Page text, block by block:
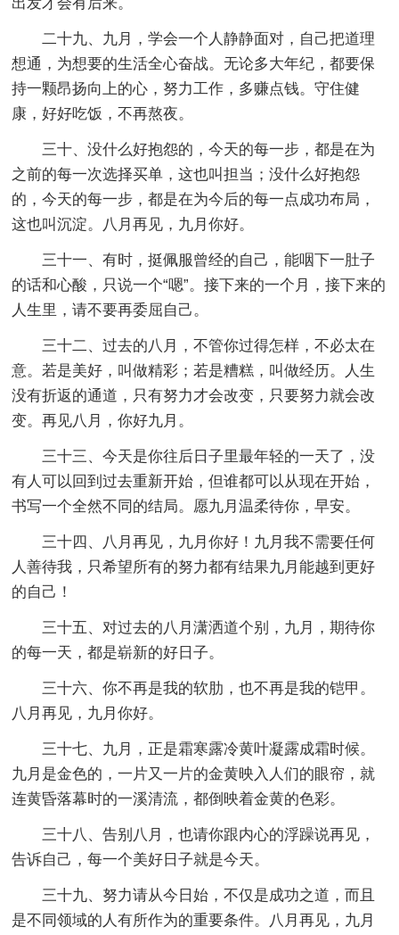
二十九、九月，学会一个人静静面对，自己把道理
想通，为想要的生活全心奋战。无论多大年纪，都要保
持一颗昂扬向上的心，努力工作，多赚点钱。守住健
康，好好吃饭，不再熬夜。
三十、没什么好抱怨的，今天的每一步，都是在为
之前的每一次选择买单，这也叫担当；没什么好抱怨
的，今天的每一步，都是在为今后的每一点成功布局，
这也叫沉淀。八月再见，九月你好。
三十一、有时，挺佩服曾经的自己，能咽下一肚子
的话和心酸，只说一个“嗯”。接下来的一个月，接下来的
人生里，请不要再委屈自己。
三十二、过去的八月，不管你过得怎样，不必太在
意。若是美好，叫做精彩；若是糟糕，叫做经历。人生
没有折返的通道，只有努力才会改变，只要努力就会改
变。再见八月，你好九月。
三十三、今天是你往后日子里最年轻的一天了，没
有人可以回到过去重新开始，但谁都可以从现在开始，
书写一个全然不同的结局。愿九月温柔待你，早安。
三十四、八月再见，九月你好！九月我不需要任何
人善待我，只希望所有的努力都有结果九月能越到更好
的自己！
三十五、对过去的八月潇洒道个别，九月，期待你
的每一天，都是崭新的好日子。
三十六、你不再是我的软肋，也不再是我的铠甲。
八月再见，九月你好。
三十七、九月，正是霜寒露冷黄叶凝露成霜时候。
九月是金色的，一片又一片的金黄映入人们的眼帘，就
连黄昏落幕时的一溪清流，都倒映着金黄的色彩。
三十八、告别八月，也请你跟内心的浮躁说再见，
告诉自己，每一个美好日子就是今天。
三十九、努力请从今日始，不仅是成功之道，而且
是不同领域的人有所作为的重要条件。八月再见，九月